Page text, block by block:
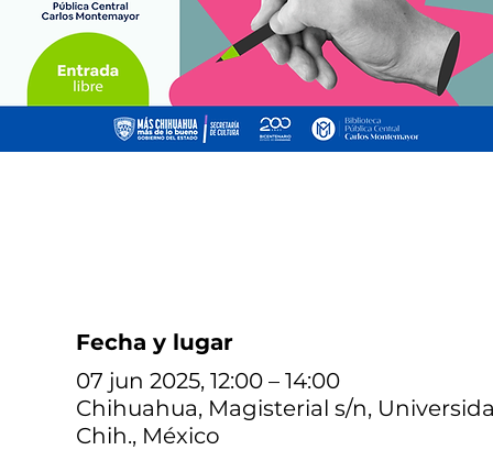
Fecha y lugar
07 jun 2025, 12:00 – 14:00
Chihuahua, Magisterial s/n,
Chih., México